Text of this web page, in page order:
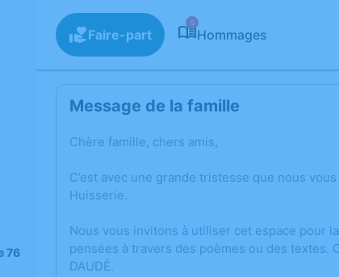
76
Faire-part
5
Hommages
Message de la famille
Chère famille, chers amis,
C’est avec une grande tristesse que nous
Huisserie.
Nous vous invitons à utiliser cet espace pour
pensées à travers des poèmes ou des
DAUDÉ.